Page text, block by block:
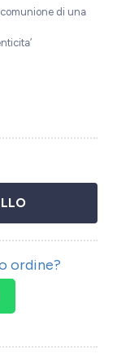
di una
ordine?